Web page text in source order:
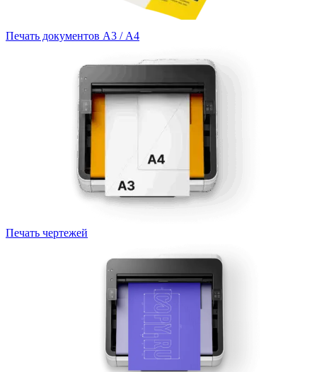
Печать документов А3 / А4
Печать чертежей